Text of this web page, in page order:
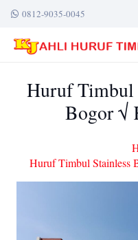
0812-9035-0045
Huruf Timbul
Bogor √
Huruf Timbul Stainless